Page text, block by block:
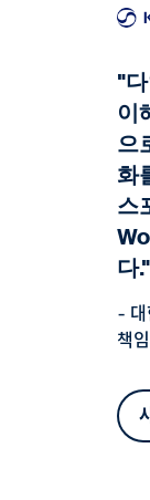
"
이
으
화
스
다."
- 대
책